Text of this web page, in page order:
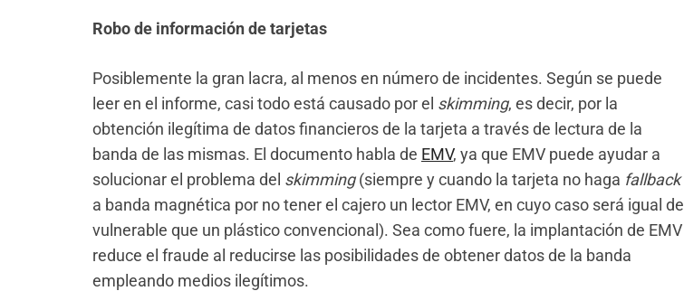
Robo de información de tarjetas
Posiblemente la gran lacra, al menos en número de incidentes. Según se puede
leer en el informe, casi todo está causado por el skimming, es decir, por la
obtención ilegítima de datos financieros de la tarjeta a través de lectura de la
banda de las mismas. El documento habla de EMV, ya que EMV puede ayudar a
solucionar el problema del skimming(siempre y cuando la tarjeta no haga fallback
a banda magnética por no tener el cajero un lector EMV, en cuyo caso será igual de
vulnerable que un plástico convencional). Sea como fuere, la implantación de EMV
reduce el fraude al reducirse las posibilidades de obtener datos de la banda
empleando medios ilegítimos.